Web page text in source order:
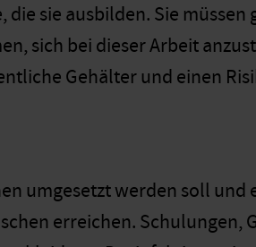
sie ausbilden. Sie müssen
sich bei dieser Arbeit
Gehälter und einen
umgesetzt werden soll und
erreichen. Schulungen,